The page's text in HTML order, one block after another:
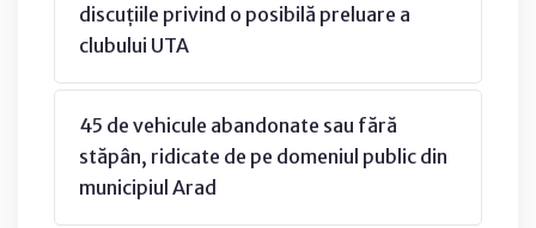
discuțiile privind o posibilă preluare a
clubului UTA
45 de vehicule abandonate sau fără
stăpân, ridicate de pe domeniul public din
municipiul Arad